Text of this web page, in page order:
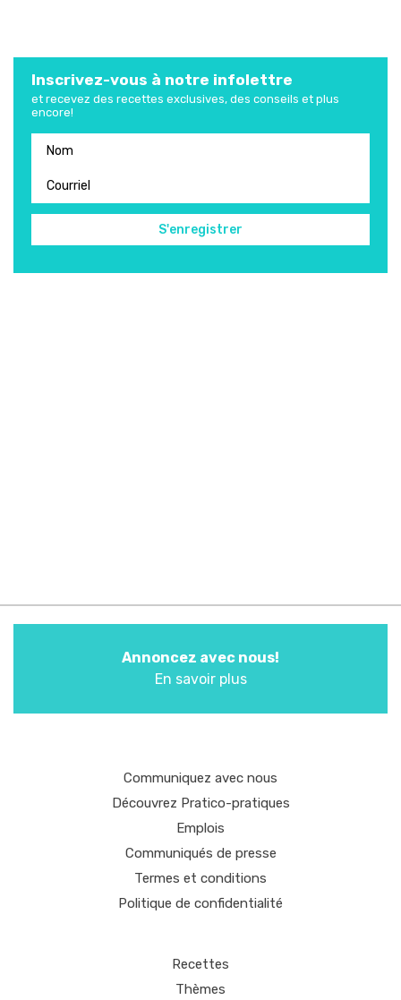
Inscrivez-vous à notre infolettre
et recevez des recettes exclusives, des conseils et plus
encore!
Annoncez avec nous!
En savoir plus
Communiquez avec nous
Découvrez Pratico-pratiques
Emplois
Communiqués de presse
Termes et conditions
Politique de confidentialité
Recettes
Thèmes